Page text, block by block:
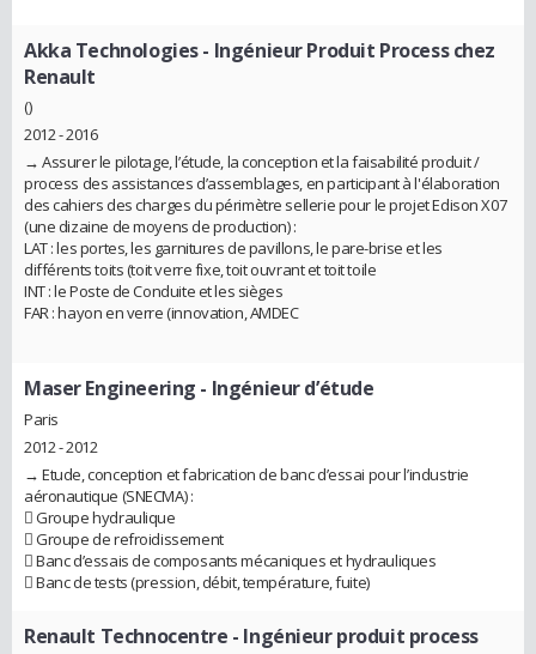
Akka Technologies- Ingénieur Produit Process chez
Renault
()
2012 - 2016
→ Assurer le pilotage, l’étude, la conception et la faisabilité produit /
process des assistances d’assemblages, en participant à l'élaboration
des cahiers des charges du périmètre sellerie pour le projet Edison X07
(une dizaine de moyens de production) :
LAT : les portes, les garnitures de pavillons, le pare-brise et les
différents toits (toit verre fixe, toit ouvrant et toit toile
INT : le Poste de Conduite et les sièges
FAR : hayon en verre (innovation, AMDEC
Maser Engineering - Ingénieur d’étude
Paris
2012 - 2012
→ Etude, conception et fabrication de banc d’essai pour l’industrie
aéronautique (SNECMA) :
 Groupe hydraulique
 Groupe de refroidissement
 Banc d’essais de composants mécaniques et hydrauliques
 Banc de tests (pression, débit, température, fuite)
Renault Technocentre - Ingénieur produit process